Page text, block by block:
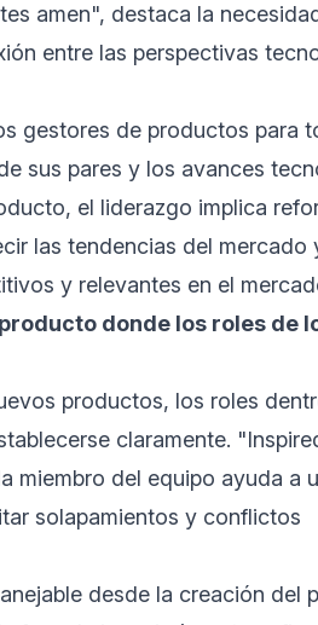
amen", destaca la
entre las perspectivas
gestores de productos para
sus pares y los avances
el liderazgo implica
las tendencias del mercado
y relevantes en el
donde los roles de
productos, los roles
claramente.
miembro del equipo ayuda a
solapamientos y conflictos
desde la creación del